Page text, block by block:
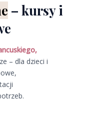
– kursy i
– dla dzieci i